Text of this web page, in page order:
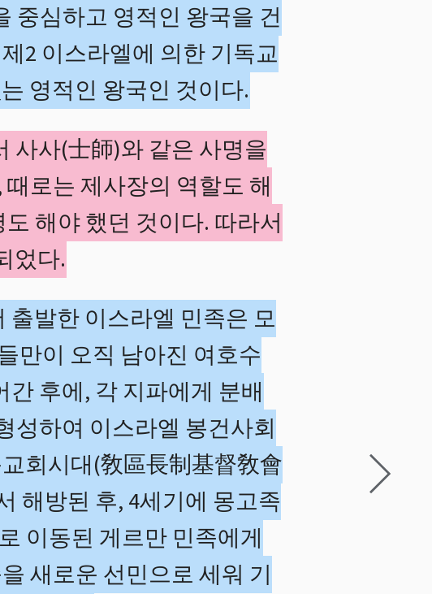
중심하고 영적인 왕국을 건
2 이스라엘에 의한 기독교
영적인 왕국인 것이다.
사사(士師)와 같은 사명을
로는 제사장의 역할도 해
해야 했던 것이다. 따라서
었다.
발한 이스라엘 민족은 모
만이 오직 남아진 여호수
후에, 각 지파에게 분배
성하여 이스라엘 봉건사회
회시대(敎區長制基督敎會
해방된 후, 4세기에 몽고족
이동된 게르만 민족에게
새로운 선민으로 세워 기